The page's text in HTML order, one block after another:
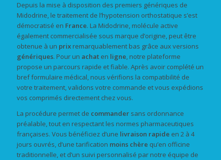
Depuis la mise à disposition des premiers génériques de
Midodrine, le traitement de l’hypotension orthostatique s’est
démocratisé en France. La Midodrine, molécule active
également commercialisée sous marque d’origine, peut être
obtenue à un prixremarquablement bas grâce aux versions
génériques. Pour un achaten ligne, notre plateforme
propose un parcours rapide et fiable. Après avoir complété un
bref formulaire médical, nous vérifions la compatibilité de
votre traitement, validons votre commande et vous expédions
vos comprimés directement chez vous.
La procédure permet de commandersans ordonnance
préalable, tout en respectant les normes pharmaceutiques
françaises. Vous bénéficiez d’une livraison rapide en 2 à 4
jours ouvrés, d’une tarification moins chère qu’en officine
traditionnelle, et d’un suivi personnalisé par notre équipe de